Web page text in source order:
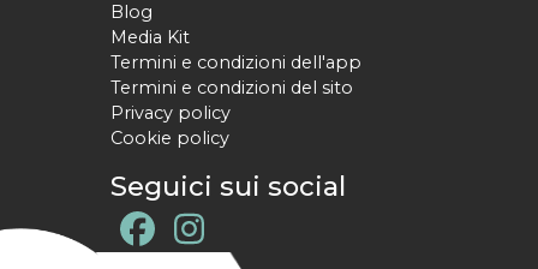
Blog
Media Kit
Termini e condizioni dell'app
Termini e condizioni del sito
Privacy policy
Cookie policy
Seguici sui social